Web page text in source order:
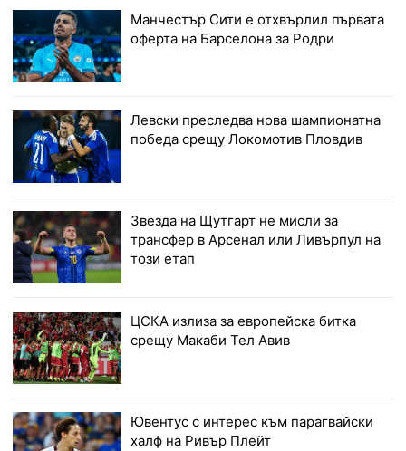
Манчестър Сити е отхвърлил първата
оферта на Барселона за Родри
Левски преследва нова шампионатна
победа срещу Локомотив Пловдив
Звезда на Щутгарт не мисли за
трансфер в Арсенал или Ливърпул на
този етап
ЦСКА излиза за европейска битка
срещу Макаби Тел Авив
Ювентус с интерес към парагвайски
халф на Ривър Плейт